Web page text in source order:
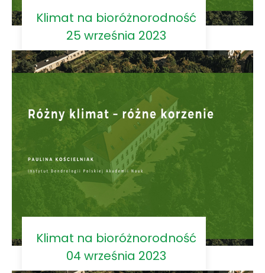
Klimat na bioróżnorodność
25 września 2023
Klimat na bioróżnorodność
04 września 2023